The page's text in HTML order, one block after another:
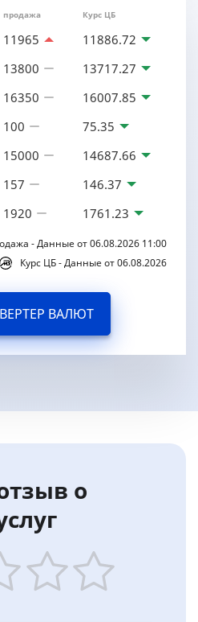
продажа Курс ЦБ
11965 11886.72
13800 13717.27
16350 16007.85
100 75.35
15000 14687.66
157 146.37
1920 1761.23
- Данные от 06.08.2026 11:00
Курс ЦБ - Данные от 06.08.2026
ВАЛЮТ
о